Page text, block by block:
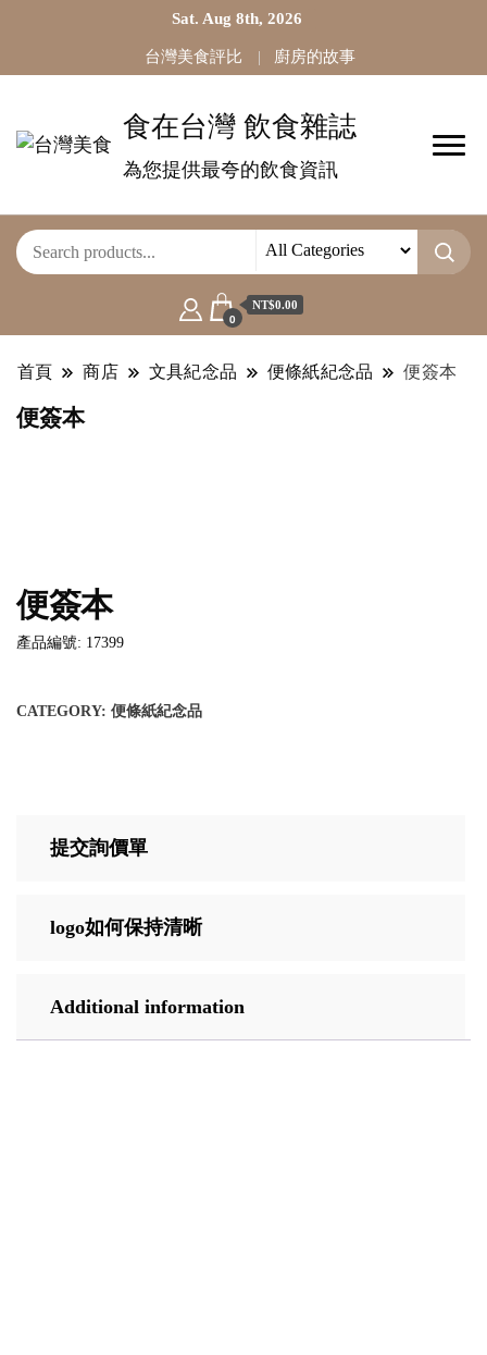
Sat. Aug 8th, 2026
台灣美食評比 廚房的故事
食在台灣 飲食雜誌
為您提供最夸的飲食資訊
0
NT$0.00
首頁 商店 文具紀念品 便條紙紀念品 便簽本
便簽本
便簽本
產品編號: 17399
CATEGORY: 便條紙紀念品
提交詢價單
logo如何保持清晰
Additional information